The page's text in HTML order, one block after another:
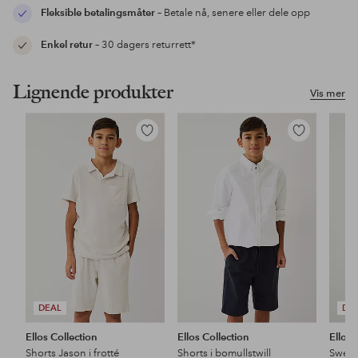
Fleksible betalingsmåter– Betale nå, senere eller dele opp
Enkel retur– 30 dagers returrett*
Vis mer
Lignende produkter
DEAL
Legg
Ellos Collection
Shorts Jason i frotté
Legg
Ellos Collection
Shorts i bomullstwill
Ellos